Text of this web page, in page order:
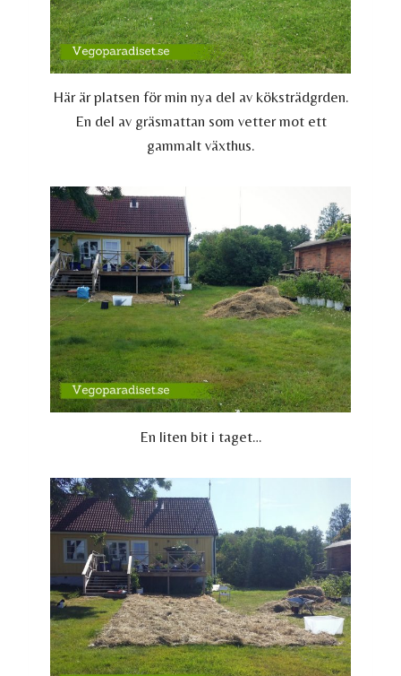
Här är platsen för min nya del av köksträdgrden.
En del av gräsmattan som vetter mot ett
gammalt växthus.
En liten bit i taget…